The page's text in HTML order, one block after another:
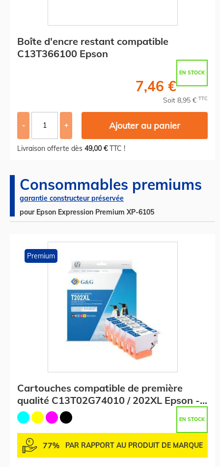
Boîte d'encre restant compatible
C13T366100 Epson
EN STOCK
7,46 €
Soit 8,95 € TTC
- + Ajouter au panier
Livraison offerte dès 49,00 €TTC !
Consommables premiums
garantie constructeur préservée
pour Epson Expression Premium XP-6105
Premium
Cartouches compatible de première
qualité C13T02G74010 / 202XL Epson -
multipack 5 couleurs : noire, cyan,
magenta, jaune
EN STOCK
77% PAR RAPPORT AU PRODUIT DE MARQUE